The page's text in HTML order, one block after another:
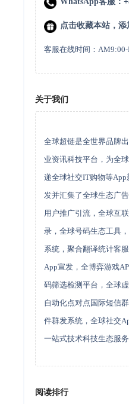
点击收藏本站，
客服在线时间：AM9:00-
关于我们
全球超链是全世界品牌
业资讯科技平台，为全
递全球社交IT购物等
发并汇集了全球生态广
用户推广引流，全球互
录，全球号码生态工具
系统，聚合翻译统计客
App宣发，全博弈游戏
码筛选检测平台，全球
自动化点对点国际短信
件群发系统，全球社交
一站式技术科技生态服务
阅读排行